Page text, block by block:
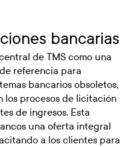
bancarias
de TMS como una
referencia para
bancarios obsoletos,
los procesos de licitación
de ingresos. Esta
una oferta integral
a los clientes para